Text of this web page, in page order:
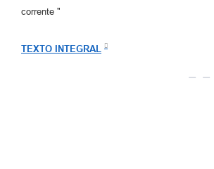
corrente "
TEXTO INTEGRAL